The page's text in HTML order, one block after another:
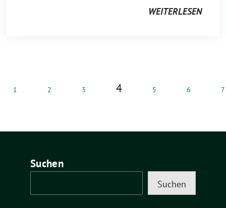
WEITERLESEN
1 2 3 4 5 6 7
Suchen
Suchen